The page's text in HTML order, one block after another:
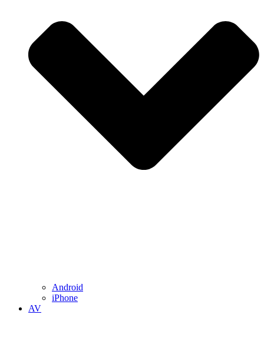
Android
iPhone
AV